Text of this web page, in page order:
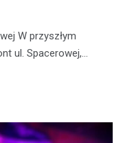
W przyszłym
ul. Spacerowej,…